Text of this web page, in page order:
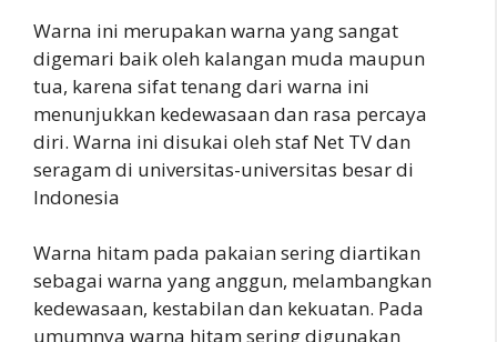
Warna ini merupakan warna yang sangat
digemari baik oleh kalangan muda maupun
tua, karena sifat tenang dari warna ini
menunjukkan kedewasaan dan rasa percaya
diri. Warna ini disukai oleh staf Net TV dan
seragam di universitas-universitas besar di
Indonesia
Warna hitam pada pakaian sering diartikan
sebagai warna yang anggun, melambangkan
kedewasaan, kestabilan dan kekuatan. Pada
umumnya warna hitam sering digunakan